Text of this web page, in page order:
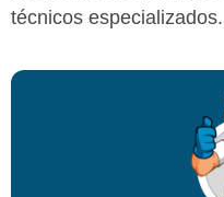
técnicos especializados.